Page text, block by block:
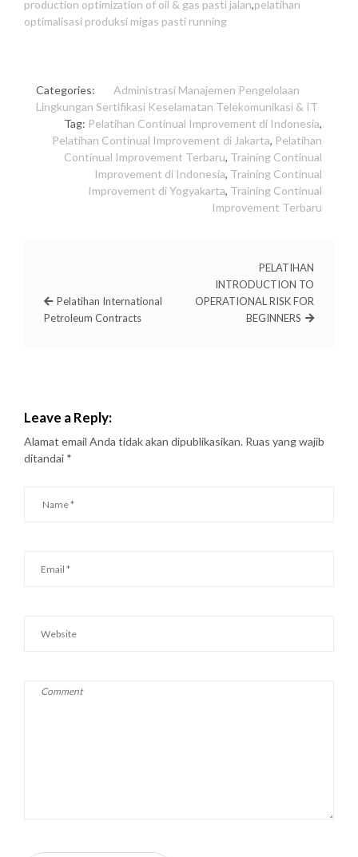
production optimization of oil & gas pasti jalan,pelatihan
optimalisasi produksi migas pasti running
Categories: Administrasi Manajemen Pengelolaan
Lingkungan Sertifikasi Keselamatan Telekomunikasi & IT
Tag: Pelatihan Continual Improvement di Indonesia,
Pelatihan Continual Improvement di Jakarta, Pelatihan
Continual Improvement Terbaru, Training Continual
Improvement di Indonesia, Training Continual
Improvement di Yogyakarta, Training Continual
Improvement Terbaru
Pelatihan International
Petroleum Contracts
PELATIHAN
INTRODUCTION TO
OPERATIONAL RISK FOR
BEGINNERS
Leave a Reply:
Alamat email Anda tidak akan dipublikasikan. Ruas yang wajib
ditandai *